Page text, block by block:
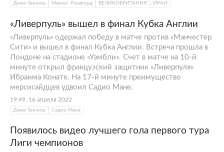
Джек Грилиш Маркус Рэшфорд ВЕЛИКОБРИТАНИЯ ИРАН
«Ливерпуль» вышел в финал Кубка Англии
«Ливерпуль» одержал победу в матче против «Манчестер
Сити» и вышел в финал Кубка Англии. Встреча прошла в
Лондоне на стадионе «Уэмбли». Счет в матче на 10-й
минуте открыл французский защитник «Ливерпуля»
Ибраима Конате. На 17-й минуте преимущество
мерсисайдцев удвоил Садио Мане.
19:49, 16 апреля 2022
Джек Грилиш Садио Мане
Появилось видео лучшего гола первого тура
Лиги чемпионов